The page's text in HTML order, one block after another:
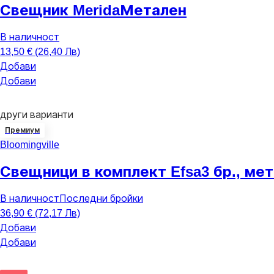
Свещник MeridaМетален
В наличност
13,50 € (26,40 Лв)
Добави
Добави
други варианти
Премиум
Bloomingville
Свещници в комплект Efsa3 бр.,
В наличност Последни бройки
36,90 € (72,17 Лв)
Добави
Добави